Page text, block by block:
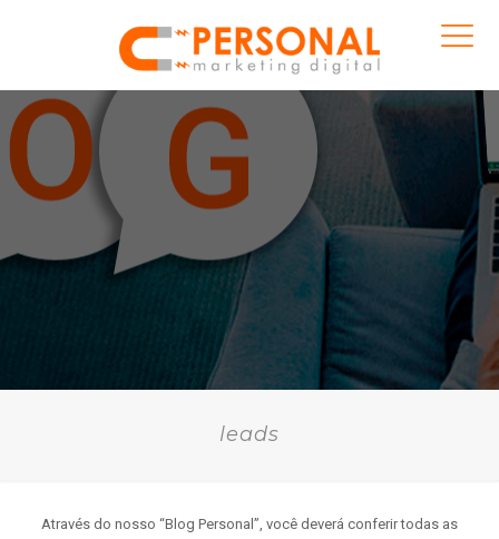
leads
Através do nosso “Blog Personal”, você deverá conferir todas as